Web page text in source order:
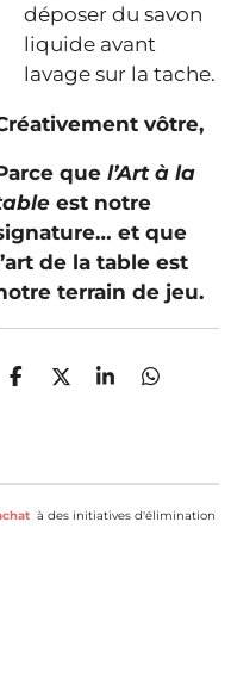
déposer du savon
liquide avant
lavage sur la tache.
vôtre,
que l’Art à la
est notre
et que
de la table est
terrain de jeu.
P
g
r
P
g
r
P
g
e
r
P
g
e
r
à des initiatives d'élimination